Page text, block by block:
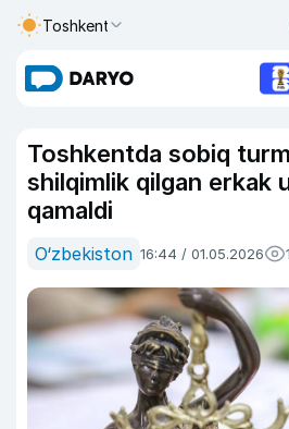
Toshkent
Toshkentda sobiq
shilqimlik qilgan erkak
qamaldi
O‘zbekiston 16:44 / 01.05.2026